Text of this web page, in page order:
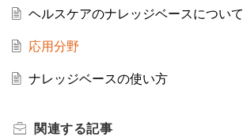
ヘルスケアのナレッジベースについて
応用分野
ナレッジベースの使い方
関連する記事